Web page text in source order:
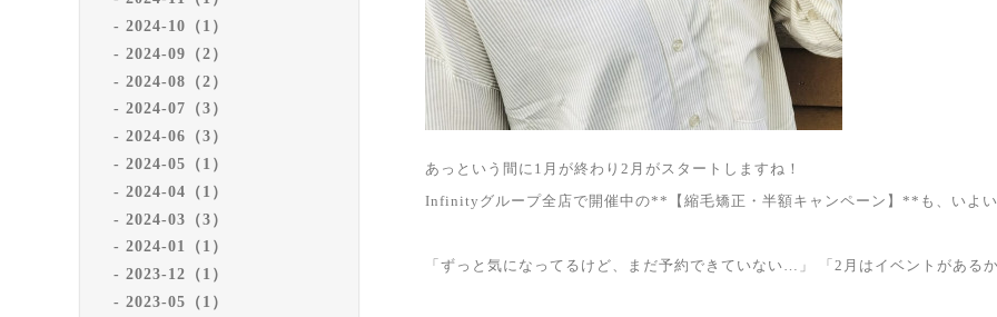
2024-10（1）
2024-09（2）
2024-08（2）
2024-07（3）
2024-06（3）
2024-05（1）
2024-04（1）
2024-03（3）
2024-01（1）
2023-12（1）
2023-05（1）
あっという間に1月が終わり2月がスタートしますね！
Infinityグループ全店で開催中の**【縮毛矯正・半額キャンペーン】**も、いよい
「ずっと気になってるけど、まだ予約できていない…」 「2月はイベントがある